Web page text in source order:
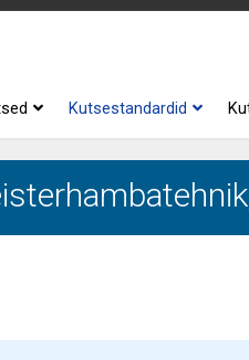
Kutsestandardid